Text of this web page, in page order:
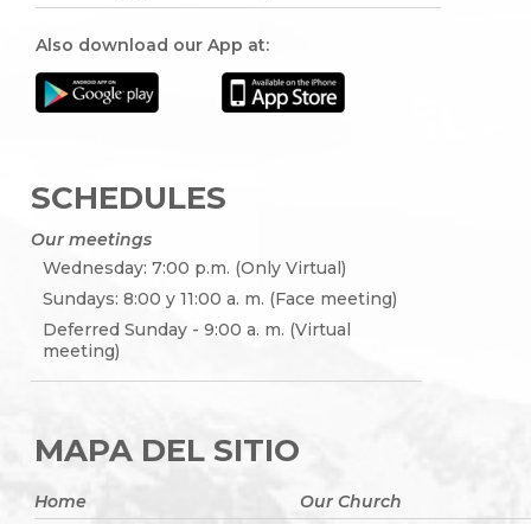
Also download our App at:
SCHEDULES
Our meetings
Wednesday: 7:00 p.m. (Only Virtual)
Sundays: 8:00 y 11:00 a. m. (Face meeting)
Deferred Sunday - 9:00 a. m. (Virtual
meeting)
MAPA DEL SITIO
Home Our Church